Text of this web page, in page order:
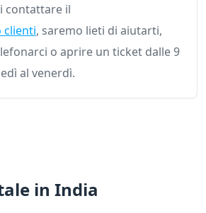
contattare il
clienti, saremo lieti di aiutarti,
o aprire un ticket dalle 9
al venerdì.
in India